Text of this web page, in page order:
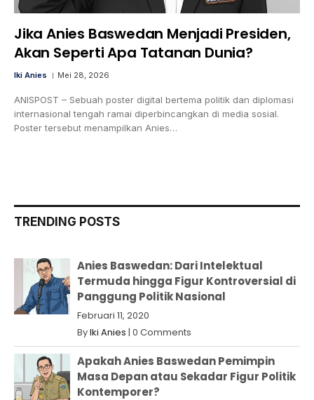
Jika Anies Baswedan Menjadi Presiden,
Akan Seperti Apa Tatanan Dunia?
Iki Anies Mei 28, 2026
ANISPOST – Sebuah poster digital bertema politik dan diplomasi
internasional tengah ramai diperbincangkan di media sosial.
Poster tersebut menampilkan Anies…
TRENDING POSTS
Anies Baswedan: Dari Intelektual
Termuda hingga Figur Kontroversial di
Panggung Politik Nasional
Februari 11, 2020
ByIki Anies | 0 Comments
Apakah Anies Baswedan Pemimpin
Masa Depan atau Sekadar Figur Politik
Kontemporer?